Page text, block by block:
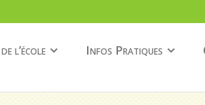
l’école Infos Pratiques